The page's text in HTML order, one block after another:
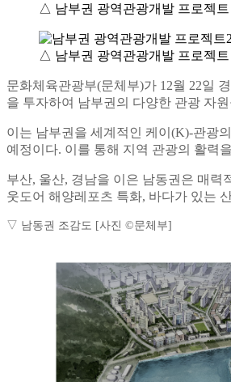
△ 남부권 광역관광개발 프로젝
△ 남부권 광역관광개발 프로젝
문화체육관광부(문체부)가 12월 22일
을 투자하여 남부권의 다양한 관광 자
이는 남부권을 세계적인 케이(K)-관광
예정이다. 이를 통해 지역 관광의 활력
부산, 울산, 경남을 이은 남동권은 매
웃도어 해양레포츠 특화, 바다가 있는
▽ 남동권 조감도 [사진 ©문체부]